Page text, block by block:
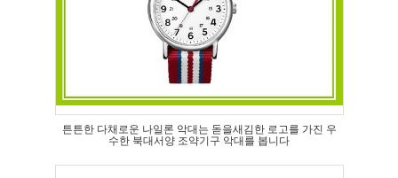
튼튼한 다채로운 나일론 악대는 돋을새김한 로고를 가진 우
수한 북대서양 조약기구 악대를 봅니다